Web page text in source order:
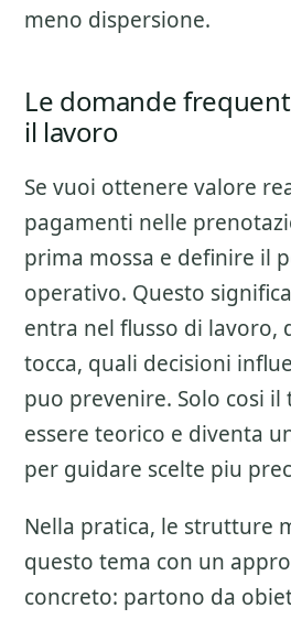
meno dispersione.
Le domande
il lavoro
Se vuoi ottenere valore
pagamenti nelle
prima mossa e definire il
operativo. Questo
entra nel flusso di lavoro,
tocca, quali decisioni
puo prevenire. Solo cosi
essere teorico e diventa
per guidare scelte piu
Nella pratica, le strutture
questo tema con un
concreto: partono da